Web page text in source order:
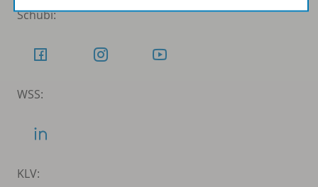
Schubi:
WSS:
KLV: